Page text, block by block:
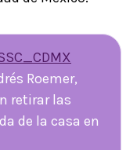
Roemer,
retirar las
de la casa en